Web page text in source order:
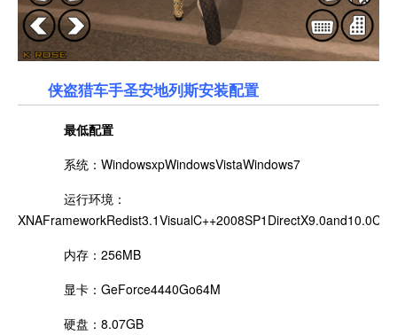
侠盗猎车手圣安地列斯安装配置
最低配置
系统：WindowsxpWindowsVistaWindows7
运行环境：
内存：256MB
显卡：GeForce4440Go64M
硬盘：8.07GB